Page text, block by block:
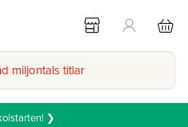
miljontals titlar
❯